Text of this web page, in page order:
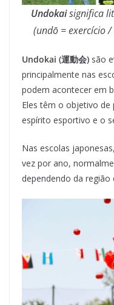
Undokaisignifica
(undō = exercício
Undokai (運動会) são
principalmente nas
podem acontecer em
Eles têm o objetivo
espírito esportivo e o
Nas escolas
vez por ano,
dependendo da